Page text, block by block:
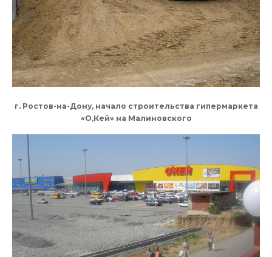
г. Ростов-на-Дону, начало строительства гипермаркета
«О,Кей» на Малиновского